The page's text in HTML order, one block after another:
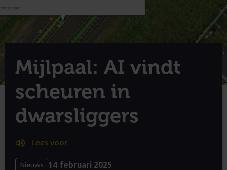
Mijlpaal: AI vindt
scheuren in
dwarsliggers
Lees voor
Nieuws 14 februari 2025